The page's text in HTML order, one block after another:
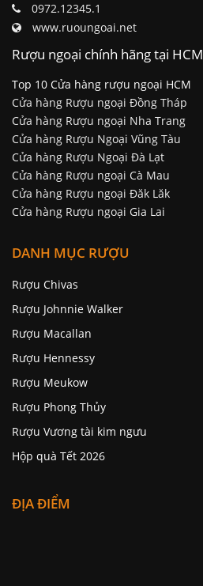
0972.12345.1
www.ruoungoai.net
Rượu ngoại chính hãng tại HCM
Top 10 Cửa hàng rượu ngoại HCM
Cửa hàng Rượu ngoại Đồng Tháp
Cửa hàng Rượu ngoại Nha Trang
Cửa hàng Rượu Ngoại Vũng Tàu
Cửa hàng Rượu Ngoại Đà Lạt
Cửa hàng Rượu ngoại Cà Mau
Cửa hàng Rượu ngoại Đăk Lăk
Cửa hàng Rượu ngoại Gia Lai
DANH MỤC RƯỢU
Rượu Chivas
Rượu Johnnie Walker
Rượu Macallan
Rượu Hennessy
Rượu Meukow
Rượu Phong Thủy
Rượu Vương tài kim ngưu
Hộp quà Tết 2026
ĐỊA ĐIỂM